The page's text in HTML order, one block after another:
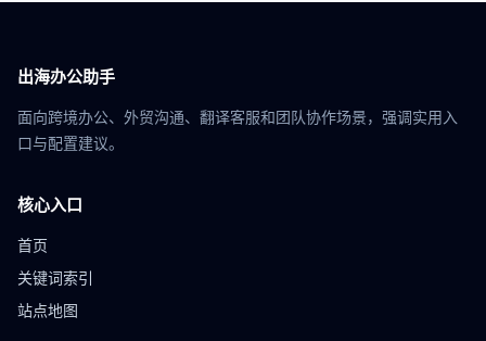
出海办公助手
面向跨境办公、外贸沟通、翻译客服和团队协作场景，强调实用入
口与配置建议。
核心入口
首页
关键词索引
站点地图